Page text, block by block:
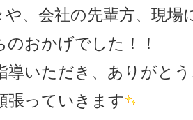
や、会社の先輩方、現場
おかげでした！！
導いただき、ありがと
張っていきます